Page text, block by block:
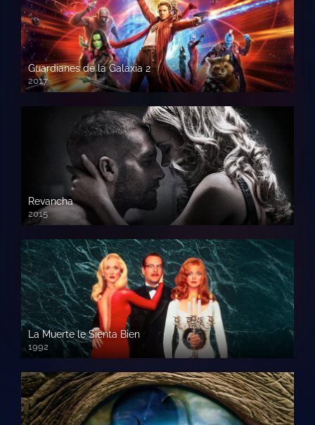
Guardianes de la Galaxia 2
2017
720p HD
Revancha
2015
720p HD
La Muerte le Sienta Bien
1992
720p HD